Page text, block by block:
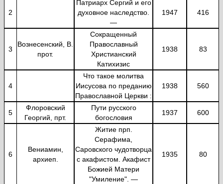
2
Патриарх Сергий и его
духовное наследство.
—
1947 416
3
Вознесенский, В.
прот.
Сокращенный
Православный
Христианский
Катихизис
1938 83
4
Что такое молитва
Иисусова по преданию
Православной Церкви :
1938 560
5
Флоровский
Георгий, прт.
Пути русского
богословия
1937 600
6
Вениамин,
архиеп.
Житие прп.
Серафима,
Саровского чудотворца
с акафистом. Акафист
Божией Матери
"Умиление". —
1935 80